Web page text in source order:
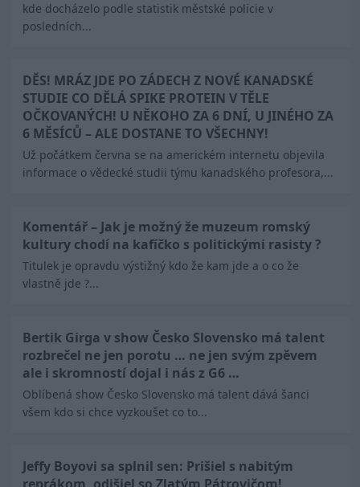
kde docházelo podle statistik městské policie v
posledních...
DĚS! MRÁZ JDE PO ZÁDECH Z NOVÉ KANADSKÉ
STUDIE CO DĚLÁ SPIKE PROTEIN V TĚLE
OČKOVANÝCH! U NĚKOHO ZA 6 DNÍ, U JINÉHO ZA
6 MĚSÍCŮ – ALE DOSTANE TO VŠECHNY!
Už počátkem června se na americkém internetu objevila
informace o vědecké studii týmu kanadského profesora,...
Komentář – Jak je možný že muzeum romský
kultury chodí na kafíčko s politickými rasisty ?
Titulek je opravdu výstižný kdo že kam jde a o co že
vlastně jde ?...
Bertik Girga v show Česko Slovensko má talent
rozbrečel ne jen porotu … ne jen svým zpěvem
ale i skromností dojal i nás z G6 …
Oblíbená show Česko Slovensko má talent dává šanci
všem kdo si chce vyzkoušet co to...
Jeffy Boyovi sa splnil sen: Prišiel s nabitým